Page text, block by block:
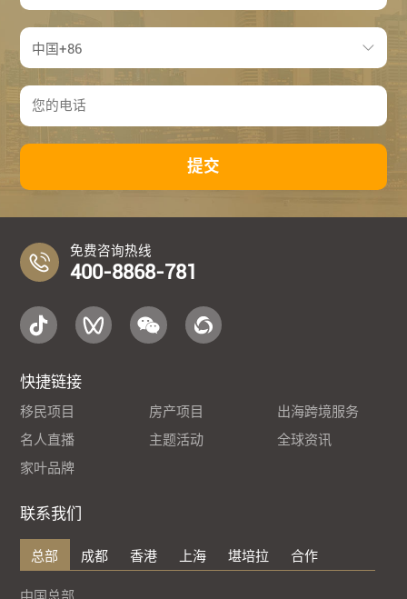
提交
免费咨询热线
400-8868-781
快捷链接
移民项目 房产项目
出海跨境服务
名人直播
主题活动
全球资讯
家叶品牌
联系我们
总部 成都 香港 上海 堪培拉 合作